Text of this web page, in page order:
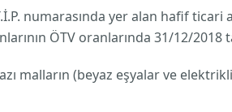
numarasında yer alan hafif
ÖTV oranlarında 31/12/
malların (beyaz eşyalar ve